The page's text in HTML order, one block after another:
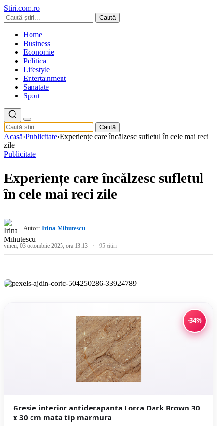
Stiri.com.ro
Caută
Home
Business
Economie
Politica
Lifestyle
Entertainment
Sanatate
Sport
Caută
Acasă›Publicitate›Experiențe care încălzesc sufletul în cele mai reci
zile
Publicitate
Experiențe care încălzesc sufletul
în cele mai reci zile
Autor: Irina Mihutescu
vineri, 03 octombrie 2025, ora 13:13 95 citiri
-34%
Gresie interior antiderapanta Lorca Dark Brown 30
x 30 cm mata tip marmura